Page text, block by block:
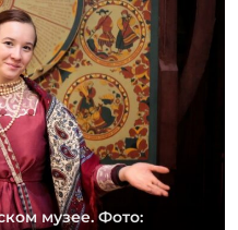
музее. Фото: